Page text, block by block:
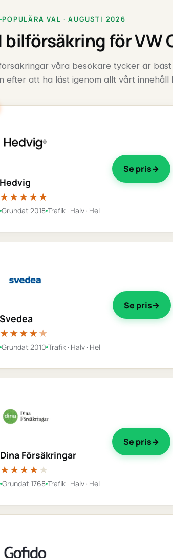
POPULÄRA VAL · AUGUSTI 2026
bilförsäkring för VW
våra besökare tycker är
efter att ha läst igenom allt vårt innehåll
Hedvig
★★★★★
Grundat 2018 Trafik · Halv · Hel
Se pris
Svedea
★★★★★
Grundat 2010 Trafik · Halv · Hel
Se pris
Dina Försäkringar
★★★★★
Grundat 1768 Trafik · Halv · Hel
Se pris